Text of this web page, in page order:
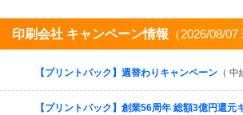
印刷会社 キャンペーン情報 （2026/08/07
【プリントパック】週替わりキャンペーン （
【プリントパック】創業56周年 総額3億円還元